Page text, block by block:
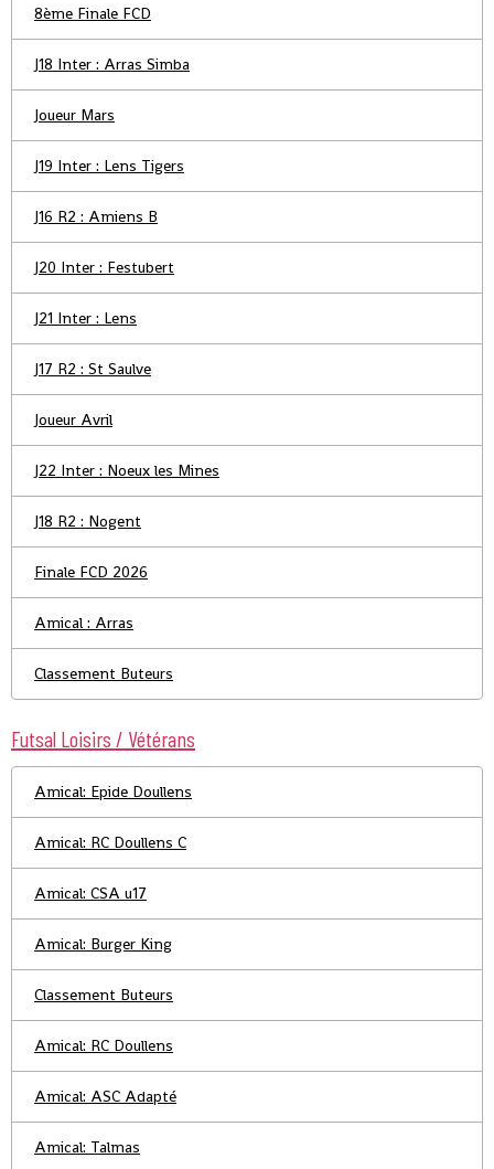
8ème Finale FCD
J18 Inter : Arras Simba
Joueur Mars
J19 Inter : Lens Tigers
J16 R2 : Amiens B
J20 Inter : Festubert
J21 Inter : Lens
J17 R2 : St Saulve
Joueur Avril
J22 Inter : Noeux les Mines
J18 R2 : Nogent
Finale FCD 2026
Amical : Arras
Classement Buteurs
Futsal Loisirs / Vétérans
Amical: Epide Doullens
Amical: RC Doullens C
Amical: CSA u17
Amical: Burger King
Classement Buteurs
Amical: RC Doullens
Amical: ASC Adapté
Amical: Talmas